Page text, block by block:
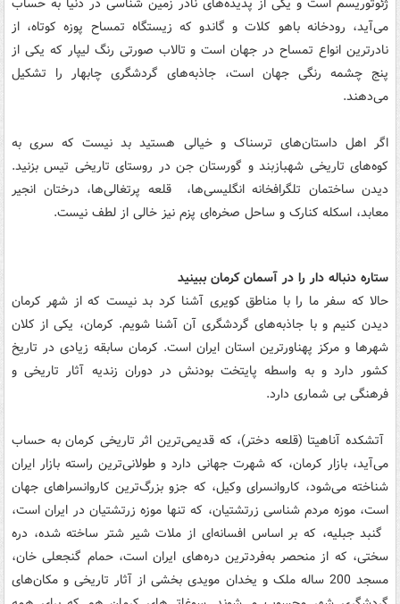
می‌آید، رودخانه باهو کلات و گاندو که زیستگاه تمساح پوزه کوتاه، از
نادرترین انواع تمساح در جهان است و تالاب صورتی رنگ لیپار که یکی از
پنج چشمه رنگی جهان است، جاذبه‌های گردشگری چابهار را تشکیل
می‌دهند.
اگر اهل داستان‌های ترسناک و خیالی هستید بد نیست که سری به
کوه‌های تاریخی شهبازبند و گورستان جن در روستای تاریخی تیس بزنید.
دیدن ساختمان تلگرافخانه انگلیسی‌ها، قلعه پرتغالی‌ها، درختان انجیر
معابد، اسكله كنارک و ساحل صخره‌ای پزم نیز خالی از لطف نیست.
ستاره دنباله دار را در آسمان كرمان ببینید
حالا که سفر ما را با مناطق کویری آشنا کرد بد نیست که از شهر کرمان
دیدن کنیم و با جاذبه‌های گردشگری آن آشنا شویم. کرمان، یکی از کلان
شهرها و مرکز پهناورترین استان ایران است. کرمان سابقه زیادی در تاریخ
کشور دارد و به واسطه پایتخت بودنش در دوران زندیه آثار تاریخی و
فرهنگی بی شماری دارد.
آتشکده آناهیتا (قلعه دختر)، که قدیمی‌ترین اثر تاریخی کرمان به حساب
می‌آید، بازار کرمان، که شهرت جهانی دارد و طولانی‌ترین راسته بازار ایران
شناخته می‌شود، کاروانسرای وکیل، که جزو بزرگ‌ترین کاروانسراهای جهان
است، موزه مردم شناسی زرتشتیان، که تنها موزه زرتشتیان در ایران است،
‌ گنبد جبلیه، که بر اساس افسانه‌ای از ملات شیر شتر ساخته شده، دره
سختی، که از منحصر به‌فردترین دره‌های ایران است، حمام گنجعلی خان،
مسجد 200 ساله ملک و یخدان مویدی بخشی از آثار تاریخی و مکان‌های